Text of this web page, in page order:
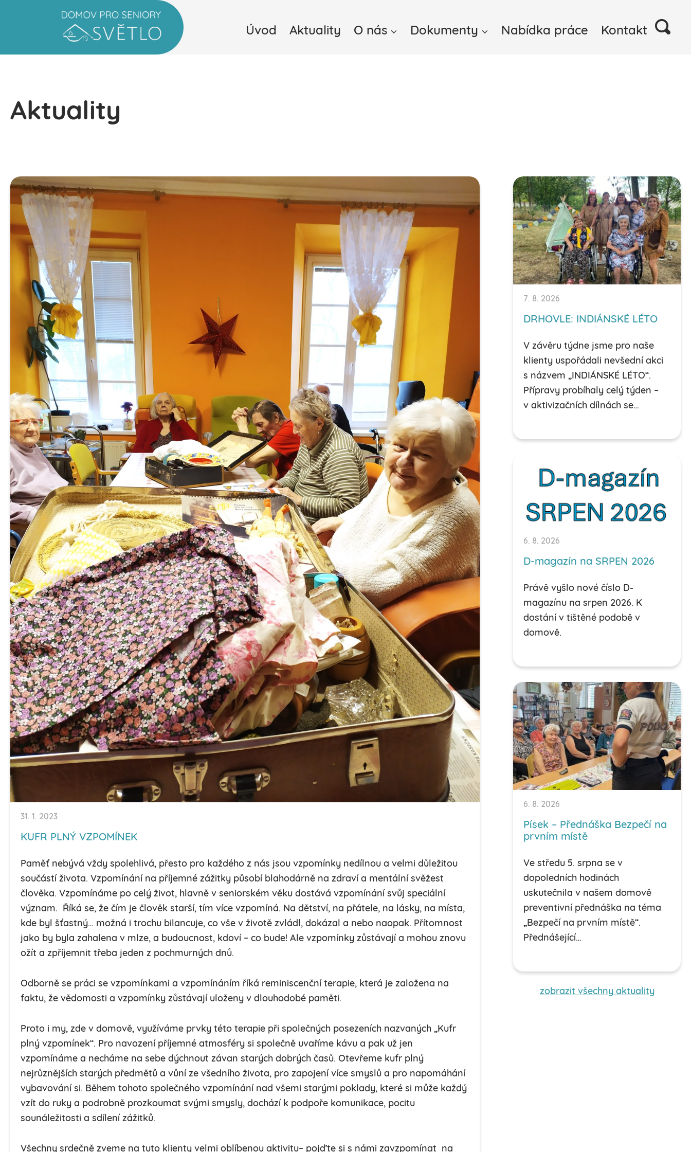
Úvod Aktuality O nás Dokumenty Nabídka práce Kontakt
Aktuality
31. 1. 2023
KUFR PLNÝ VZPOMÍNEK
Paměť nebývá vždy spolehlivá, přesto pro každého z nás jsou vzpomínky nedílnou a velmi důležitou
součástí života. Vzpomínání na příjemné zážitky působí blahodárně na zdraví a mentální svěžest
člověka. Vzpomínáme po celý život, hlavně v seniorském věku dostává vzpomínání svůj speciální
význam. Říká se, že čím je člověk starší, tím více vzpomíná. Na dětství, na přátele, na lásky, na místa,
kde byl šťastný… možná i trochu bilancuje, co vše v životě zvládl, dokázal a nebo naopak. Přítomnost
jako by byla zahalena v mlze, a budoucnost, kdoví – co bude! Ale vzpomínky zůstávají a mohou znovu
ožít a zpříjemnit třeba jeden z pochmurných dnů.
Odborně se práci se vzpomínkami a vzpomínáním říká reminiscenční terapie, která je založena na
faktu, že vědomosti a vzpomínky zůstávají uloženy v dlouhodobé paměti.
Proto i my, zde v domově, využíváme prvky této terapie při společných posezeních nazvaných „Kufr
plný vzpomínek“. Pro navození příjemné atmosféry si společně uvaříme kávu a pak už jen
vzpomínáme a necháme na sebe dýchnout závan starých dobrých časů. Otevřeme kufr plný
nejrůznějších starých předmětů a vůní ze všedního života, pro zapojení více smyslů a pro napomáhání
vybavování si. Během tohoto společného vzpomínání nad všemi starými poklady, které si může každý
vzít do ruky a podrobně prozkoumat svými smysly, dochází k podpoře komunikace, pocitu
sounáležitosti a sdílení zážitků.
Všechny srdečně zveme na tuto klienty velmi oblíbenou aktivitu– pojďte si s námi zavzpomínat na
7. 8. 2026
DRHOVLE: INDIÁNSKÉ LÉTO
V závěru týdne jsme pro naše
klienty uspořádali nevšední akci
s názvem „INDIÁNSKÉ LÉTO“.
Přípravy probíhaly celý týden –
v aktivizačních dílnách se…
6. 8. 2026
D-magazín na SRPEN 2026
Právě vyšlo nové číslo D-
magazínu na srpen 2026. K
dostání v tištěné podobě v
domově.
6. 8. 2026
Písek – Přednáška Bezpečí na
prvním místě
Ve středu 5. srpna se v
dopoledních hodinách
uskutečnila v našem domově
preventivní přednáška na téma
„Bezpečí na prvním místě“.
Přednášející…
zobrazit všechny aktuality